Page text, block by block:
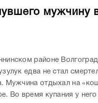
мужчину
районе
едва не стал
Мужчина отдыхал на
Во время купания у